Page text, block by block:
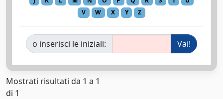
V
W X Y Z
o inserisci le iniziali:
Mostrati risultati da 1 a 1
di 1